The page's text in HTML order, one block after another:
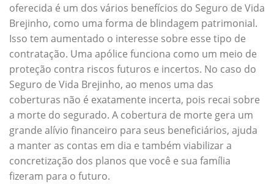
oferecida é um dos vários benefícios do Seguro de Vida
Brejinho, como uma forma de blindagem patrimonial.
Isso tem aumentado o interesse sobre esse tipo de
contratação. Uma apólice funciona como um meio de
proteção contra riscos futuros e incertos. No caso do
Seguro de Vida Brejinho, ao menos uma das
coberturas não é exatamente incerta, pois recai sobre
a morte do segurado. A cobertura de morte gera um
grande alívio financeiro para seus beneficiários, ajuda
a manter as contas em dia e também viabilizar a
concretização dos planos que você e sua família
fizeram para o futuro.